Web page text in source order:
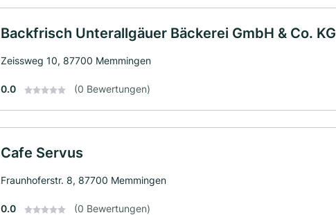
Backfrisch Unterallgäuer Bäckerei GmbH & Co. KG
Zeissweg 10, 87700 Memmingen
0.0 (0 Bewertungen)
Cafe Servus
Fraunhoferstr. 8, 87700 Memmingen
0.0 (0 Bewertungen)